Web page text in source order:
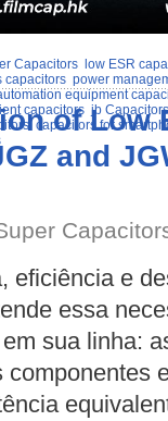
Capacitors
low ESR
capacitors power
equipment
capacitors jb Capacitors
capacitors for
of Low
and
eficiência e
essa
sua linha: